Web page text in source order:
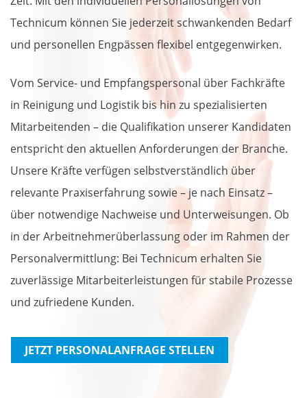
Technicum können Sie jederzeit schwankenden Bedarf
und personellen Engpässen flexibel entgegenwirken.
Vom Service- und Empfangspersonal über Fachkräfte
in Reinigung und Logistik bis hin zu spezialisierten
Mitarbeitenden – die Qualifikation unserer Kandidaten
entspricht den aktuellen Anforderungen der Branche.
Unsere Kräfte verfügen selbstverständlich über
relevante Praxiserfahrung sowie – je nach Einsatz –
über notwendige Nachweise und Unterweisungen. Ob
in der Arbeitnehmerüberlassung oder im Rahmen der
Personalvermittlung: Bei Technicum erhalten Sie
zuverlässige Mitarbeiterleistungen für stabile Prozesse
und zufriedene Kunden.
JETZT PERSONALANFRAGE STELLEN